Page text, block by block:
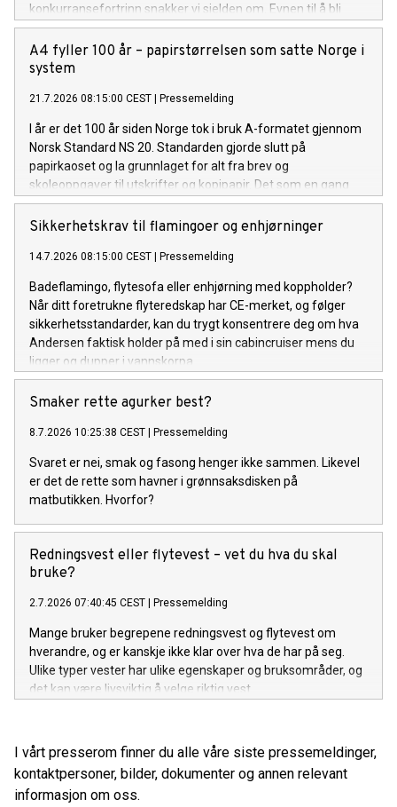
konkurransefortrinn snakker vi sjelden om. Evnen til å bli
enige.
A4 fyller 100 år – papirstørrelsen som satte Norge i
system
21.7.2026 08:15:00 CEST | Pressemelding
I år er det 100 år siden Norge tok i bruk A-formatet gjennom
Norsk Standard NS 20. Standarden gjorde slutt på
papirkaoset og la grunnlaget for alt fra brev og
skoleoppgaver til utskrifter og kopipapir. Det som en gang
var en liten revolusjon på kontoret, er i dag en selvfølge.
Sikkerhetskrav til flamingoer og enhjørninger
14.7.2026 08:15:00 CEST | Pressemelding
Badeflamingo, flytesofa eller enhjørning med koppholder?
Når ditt foretrukne flyteredskap har CE-merket, og følger
sikkerhetsstandarder, kan du trygt konsentrere deg om hva
Andersen faktisk holder på med i sin cabincruiser mens du
ligger og dupper i vannskorpa.
Smaker rette agurker best?
8.7.2026 10:25:38 CEST | Pressemelding
Svaret er nei, smak og fasong henger ikke sammen. Likevel
er det de rette som havner i grønnsaksdisken på
matbutikken. Hvorfor?
Redningsvest eller flytevest – vet du hva du skal
bruke?
2.7.2026 07:40:45 CEST | Pressemelding
Mange bruker begrepene redningsvest og flytevest om
hverandre, og er kanskje ikke klar over hva de har på seg.
Ulike typer vester har ulike egenskaper og bruksområder, og
det kan være livsviktig å velge riktig vest.
I vårt presserom finner du alle våre siste pressemeldinger,
kontaktpersoner, bilder, dokumenter og annen relevant
informasjon om oss.